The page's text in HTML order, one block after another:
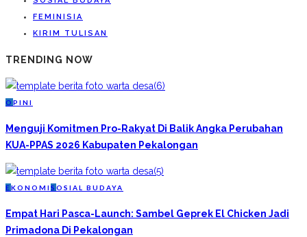
FEMINISIA
KIRIM TULISAN
TRENDING NOW
O PINI
Menguji Komitmen Pro-Rakyat Di Balik Angka Perubahan
KUA-PPAS 2026 Kabupaten Pekalongan
EKONOMI S OSIAL BUDAYA
Empat Hari Pasca-Launch: Sambel Geprek El Chicken Jadi
Primadona Di Pekalongan